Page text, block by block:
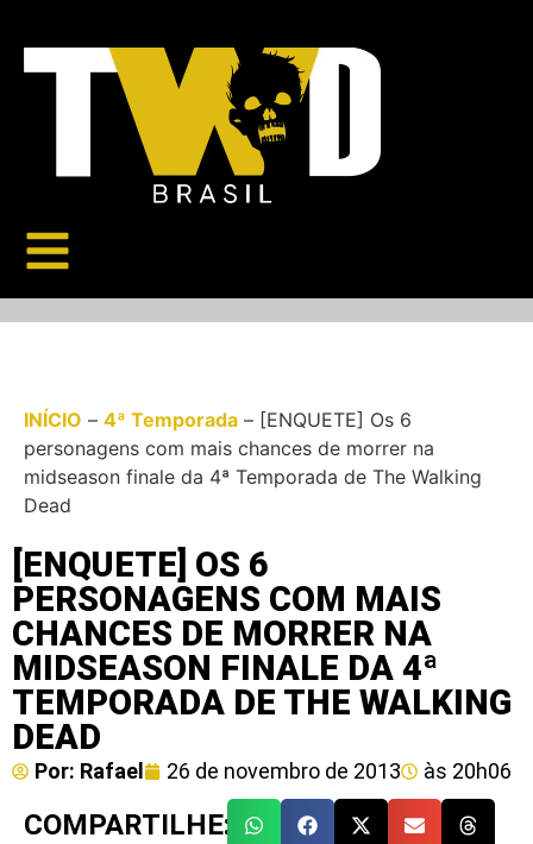
INÍCIO – 4ª Temporada – [ENQUETE] Os 6
personagens com mais chances de morrer na
midseason finale da 4ª Temporada de The Walking
Dead
[ENQUETE] OS 6
PERSONAGENS COM MAIS
CHANCES DE MORRER NA
MIDSEASON FINALE DA 4ª
TEMPORADA DE THE WALKING
DEAD
Por: Rafael 26 de novembro de 2013 às 20h06
COMPARTILHE: